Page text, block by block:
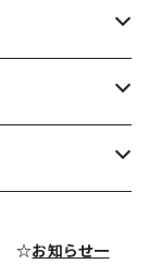
☆お知らせ一